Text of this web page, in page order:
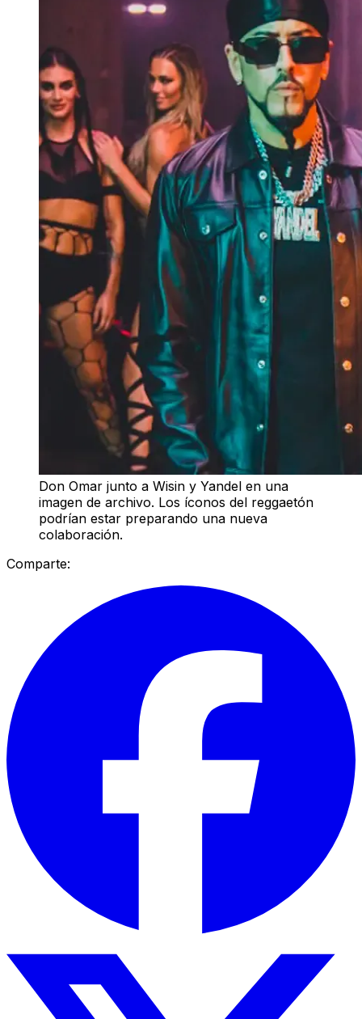
Don Omar junto a Wisin y Yandel en una
imagen de archivo. Los íconos del reggaetón
podrían estar preparando una nueva
colaboración.
Comparte: